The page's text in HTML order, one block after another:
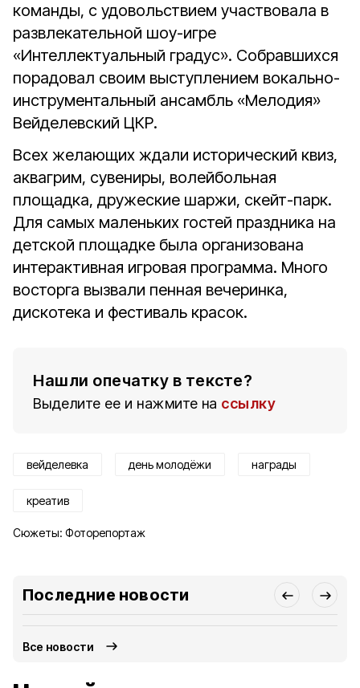
команды, с удовольствием участвовала в
развлекательной шоу-игре
«Интеллектуальный градус». Собравшихся
порадовал своим выступлением вокально-
инструментальный ансамбль «Мелодия»
Вейделевский ЦКР.
Всех желающих ждали исторический квиз,
аквагрим, сувениры, волейбольная
площадка, дружеские шаржи, скейт-парк.
Для самых маленьких гостей праздника на
детской площадке была организована
интерактивная игровая программа. Много
восторга вызвали пенная вечеринка,
дискотека и фестиваль красок.
Нашли опечатку в тексте?
Выделите ее и нажмите на ссылку
вейделевка день молодёжи награды
креатив
Сюжеты: Фоторепортаж
Последние новости
Все новости